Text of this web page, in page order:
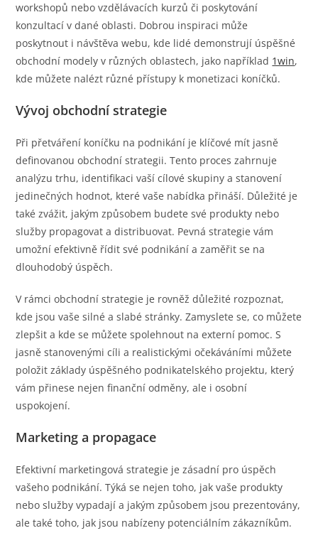
workshopů nebo vzdělávacích kurzů či poskytování
konzultací v dané oblasti. Dobrou inspiraci může
poskytnout i návštěva webu, kde lidé demonstrují úspěšné
obchodní modely v různých oblastech, jako například 1win,
kde můžete nalézt různé přístupy k monetizaci koníčků.
Vývoj obchodní strategie
Při přetváření koníčku na podnikání je klíčové mít jasně
definovanou obchodní strategii. Tento proces zahrnuje
analýzu trhu, identifikaci vaší cílové skupiny a stanovení
jedinečných hodnot, které vaše nabídka přináší. Důležité je
také zvážit, jakým způsobem budete své produkty nebo
služby propagovat a distribuovat. Pevná strategie vám
umožní efektivně řídit své podnikání a zaměřit se na
dlouhodobý úspěch.
V rámci obchodní strategie je rovněž důležité rozpoznat,
kde jsou vaše silné a slabé stránky. Zamyslete se, co můžete
zlepšit a kde se můžete spolehnout na externí pomoc. S
jasně stanovenými cíli a realistickými očekáváními můžete
položit základy úspěšného podnikatelského projektu, který
vám přinese nejen finanční odměny, ale i osobní
uspokojení.
Marketing a propagace
Efektivní marketingová strategie je zásadní pro úspěch
vašeho podnikání. Týká se nejen toho, jak vaše produkty
nebo služby vypadají a jakým způsobem jsou prezentovány,
ale také toho, jak jsou nabízeny potenciálním zákazníkům.